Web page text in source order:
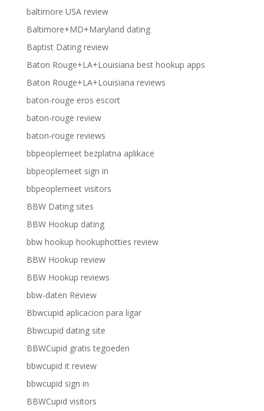
baltimore USA review
Baltimore+MD+Maryland dating
Baptist Dating review
Baton Rouge+LA+Louisiana best hookup apps
Baton Rouge+LA+Louisiana reviews
baton-rouge eros escort
baton-rouge review
baton-rouge reviews
bbpeoplemeet bezplatna aplikace
bbpeoplemeet sign in
bbpeoplemeet visitors
BBW Dating sites
BBW Hookup dating
bbw hookup hookuphotties review
BBW Hookup review
BBW Hookup reviews
bbw-daten Review
Bbwcupid aplicacion para ligar
Bbwcupid dating site
BBWCupid gratis tegoeden
bbwcupid it review
bbwcupid sign in
BBWCupid visitors